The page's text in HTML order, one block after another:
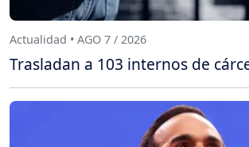
Actualidad • AGO 7 / 2026
Trasladan a 103 internos de